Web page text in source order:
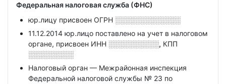
Федеральная налоговая служба (ФНС)
юр.лицу присвоен ОГРН ░░░░░░░░░░░░░
11.12.2014 юр.лицо поставлено на учет в налоговом
органе, присвоен ИНН ░░░░░░░░░░, КПП
░░░░░░░░░
Налоговый орган — Межрайонная инспекция
Федеральной налоговой службы № 23 по